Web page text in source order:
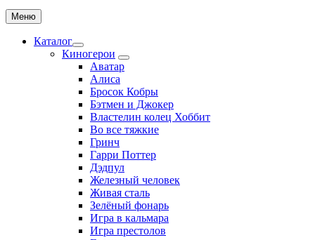
Меню
Каталог
Киногерои
Аватар
Алиса
Бросок Кобры
Бэтмен и Джокер
Властелин колец Хоббит
Во все тяжкие
Гринч
Гарри Поттер
Дэдпул
Железный человек
Живая сталь
Зелёный фонарь
Игра в кальмара
Игра престолов